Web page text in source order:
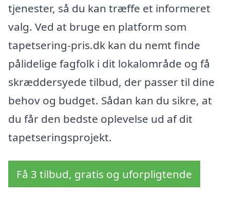
tjenester, så du kan træffe et informeret
valg. Ved at bruge en platform som
tapetsering-pris.dk kan du nemt finde
pålidelige fagfolk i dit lokalområde og få
skræddersyede tilbud, der passer til dine
behov og budget. Sådan kan du sikre, at
du får den bedste oplevelse ud af dit
tapetseringsprojekt.
Få 3 tilbud, gratis og uforpligtende